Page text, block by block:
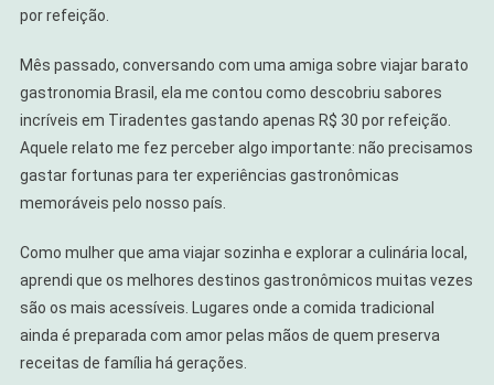
por refeição.
Mês passado, conversando com uma amiga sobre viajar barato
gastronomia Brasil, ela me contou como descobriu sabores
incríveis em Tiradentes gastando apenas R$ 30 por refeição.
Aquele relato me fez perceber algo importante: não precisamos
gastar fortunas para ter experiências gastronômicas
memoráveis pelo nosso país.
Como mulher que ama viajar sozinha e explorar a culinária local,
aprendi que os melhores destinos gastronômicos muitas vezes
são os mais acessíveis. Lugares onde a comida tradicional
ainda é preparada com amor pelas mãos de quem preserva
receitas de família há gerações.